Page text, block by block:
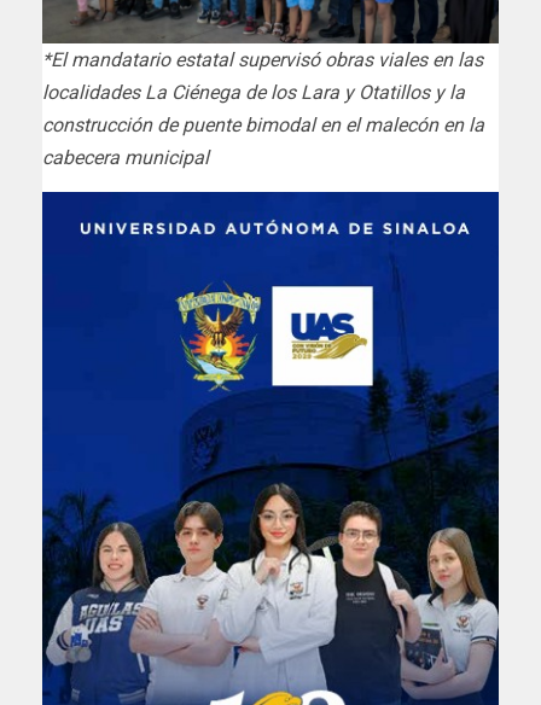
*El mandatario estatal supervisó obras viales en las
localidades La Ciénega de los Lara y Otatillos y la
construcción de puente bimodal en el malecón en la
cabecera municipal